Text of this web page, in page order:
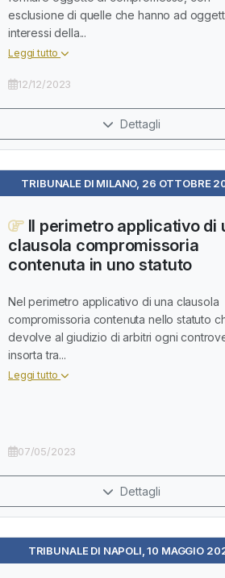
esclusione di quelle che hanno ad
interessi della...
Leggi tutto
12/12/2023
Dettagli
TRIBUNALE DI MILANO, 26 OTTOBRE
Il perimetro applicativo di
clausola compromissoria
contenuta in uno statuto
Nel perimetro applicativo di una clausola
compromissoria contenuta nello statuto
devolve al giudizio di arbitri ogni
insorta tra...
Leggi tutto
07/05/2023
Dettagli
TRIBUNALE DI NAPOLI, 10 MAGGIO